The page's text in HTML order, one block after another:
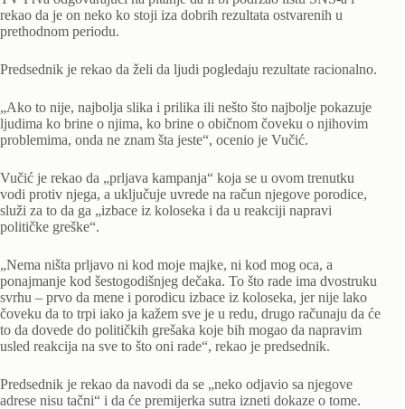
rekao da je on neko ko stoji iza dobrih rezultata ostvarenih u
prethodnom periodu.
Predsednik je rekao da želi da ljudi pogledaju rezultate racionalno.
„Ako to nije, najbolja slika i prilika ili nešto što najbolje pokazuje
ljudima ko brine o njima, ko brine o običnom čoveku o njihovim
problemima, onda ne znam šta jeste“, ocenio je Vučić.
Vučić je rekao da „prljava kampanja“ koja se u ovom trenutku
vodi protiv njega, a uključuje uvrede na račun njegove porodice,
služi za to da ga „izbace iz koloseka i da u reakciji napravi
političke greške“.
„Nema ništa prljavo ni kod moje majke, ni kod mog oca, a
ponajmanje kod šestogodišnjeg dečaka. To što rade ima dvostruku
svrhu – prvo da mene i porodicu izbace iz koloseka, jer nije lako
čoveku da to trpi iako ja kažem sve je u redu, drugo računaju da će
to da dovede do političkih grešaka koje bih mogao da napravim
usled reakcija na sve to što oni rade“, rekao je predsednik.
Predsednik je rekao da navodi da se „neko odjavio sa njegove
adrese nisu tačni“ i da će premijerka sutra izneti dokaze o tome.